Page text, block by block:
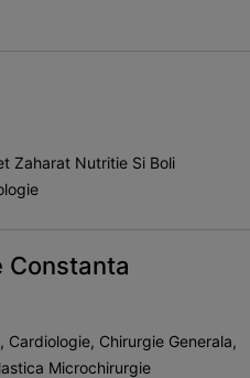
Zaharat Nutritie Si Boli
Constanta
Cardiologie, Chirurgie Generala,
Microchirurgie